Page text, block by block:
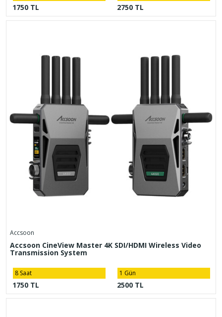
1750 TL 2750 TL
Accsoon
Accsoon CineView Master 4K SDI/HDMI Wireless Video
Transmission System
8 Saat
1750 TL
1 Gün
2500 TL